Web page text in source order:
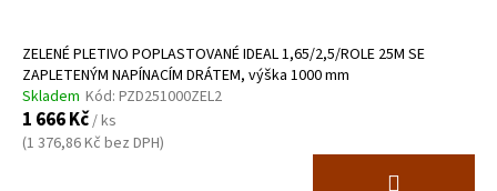
ZELENÉ PLETIVO POPLASTOVANÉ IDEAL 1,65/2,5/ROLE 25M SE
ZAPLETENÝM NAPÍNACÍM DRÁTEM, výška 1000 mm
Skladem Kód: PZD251000ZEL2
1 666 Kč/ ks
(1 376,86 Kč bez DPH)